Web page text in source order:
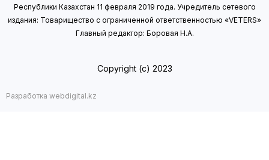
Республики Казахстан 11 февраля 2019 года. Учредитель сетевого
издания: Товарищество с ограниченной ответственностью «VETERS»
Главный редактор: Боровая Н.А.
Copyright (с) 2023
Разработка webdigital.kz